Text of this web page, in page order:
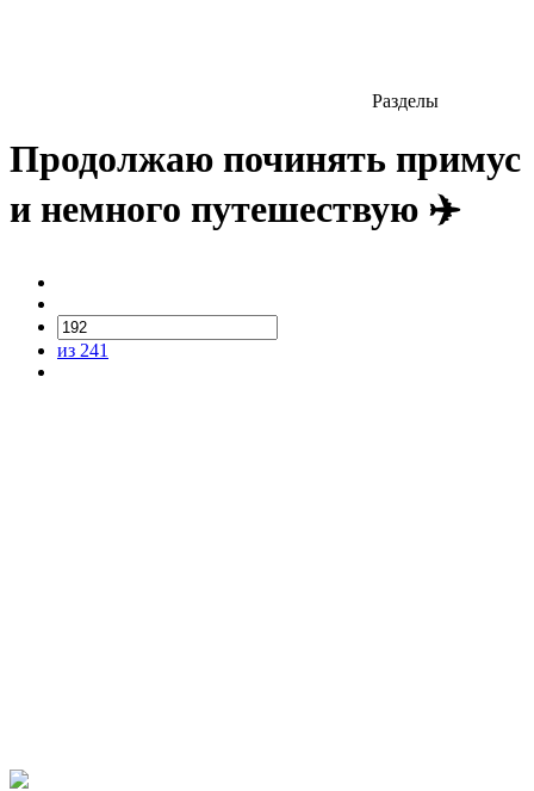
Разделы
Продолжаю починять примус
и немного путешествую ✈️
из 241